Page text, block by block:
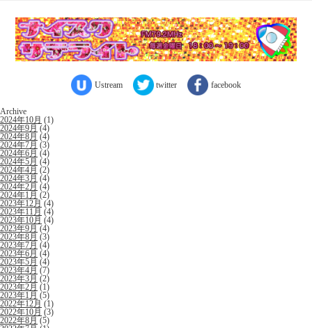
Ustream twitter facebook
Archive
2024年10月 (1)
2024年9月 (4)
2024年8月 (4)
2024年7月 (3)
2024年6月 (4)
2024年5月 (4)
2024年4月 (2)
2024年3月 (4)
2024年2月 (4)
2024年1月 (2)
2023年12月(4)
2023年11月 (4)
2023年10月 (4)
2023年9月 (4)
2023年8月 (3)
2023年7月 (4)
2023年6月 (4)
2023年5月 (4)
2023年4月 (7)
2023年3月 (2)
2023年2月 (1)
2023年1月 (5)
2022年12月(1)
2022年10月 (3)
2022年8月 (5)